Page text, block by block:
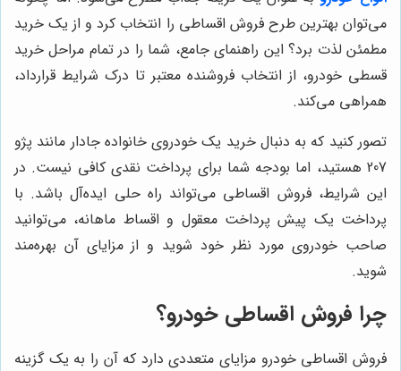
می‌توان بهترین طرح فروش اقساطی را انتخاب کرد و از یک خرید
مطمئن لذت برد؟ این راهنمای جامع، شما را در تمام مراحل خرید
قسطی خودرو، از انتخاب فروشنده معتبر تا درک شرایط قرارداد،
همراهی می‌کند.
تصور کنید که به دنبال خرید یک خودروی خانواده جادار مانند پژو
207 هستید، اما بودجه شما برای پرداخت نقدی کافی نیست. در
این شرایط، فروش اقساطی می‌تواند راه حلی ایده‌آل باشد. با
پرداخت یک پیش پرداخت معقول و اقساط ماهانه، می‌توانید
صاحب خودروی مورد نظر خود شوید و از مزایای آن بهره‌مند
شوید.
چرا فروش اقساطی خودرو؟
فروش اقساطی خودرو مزایای متعددی دارد که آن را به یک گزینه